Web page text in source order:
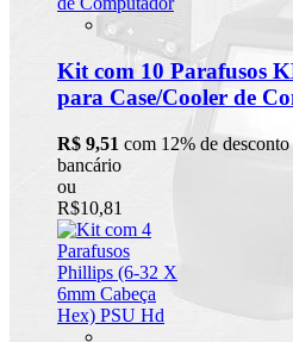
Kit com 10 Parafusos
para Case/Cooler de
R$ 9,51 com 12% de
bancário
ou
R$10,81